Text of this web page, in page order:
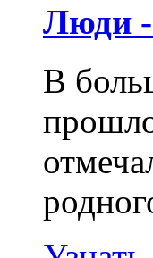
Люди -
В